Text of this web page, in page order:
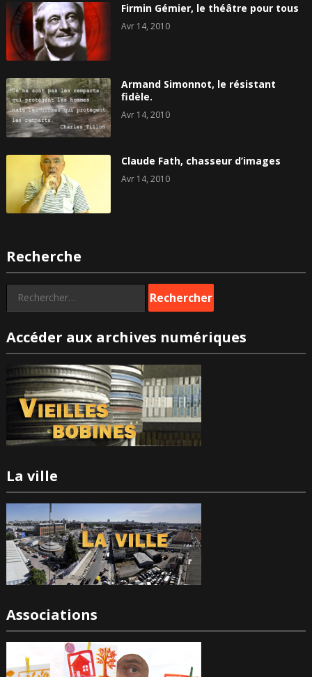
Firmin Gémier, le théâtre pour tous
Avr 14, 2010
Armand Simonnot, le résistant
fidèle.
Avr 14, 2010
Claude Fath, chasseur d’images
Avr 14, 2010
Recherche
Rechercher :
Accéder aux archives numériques
La ville
Associations